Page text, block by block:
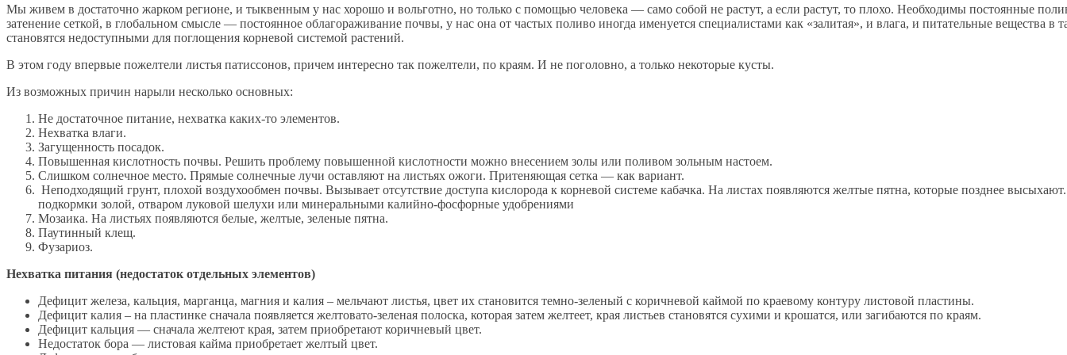
Мы живем в достаточно жарком регионе, и тыквенным у нас хорошо и вольготно, но только с помощью человека — само собой не растут, а если растут, то плохо. Необходимы постоянные
затенение сеткой, в глобальном смысле — постоянное облагораживание почвы, у нас она от частых поливо иногда именуется специалистами как «залитая», и влага, и питательные вещества в
становятся недоступными для поглощения корневой системой растений.
В этом году впервые пожелтели листья патиссонов, причем интересно так пожелтели, по краям. И не поголовно, а только некоторые кусты.
Из возможных причин нарыли несколько основных:
Не достаточное питание, нехватка каких-то элементов.
Нехватка влаги.
Загущенность посадок.
Повышенная кислотность почвы. Решить проблему повышенной кислотности можно внесением золы или поливом зольным настоем.
Слишком солнечное место. Прямые солнечные лучи оставляют на листьях ожоги. Притеняющая сетка — как вариант.
Неподходящий грунт, плохой воздухообмен почвы. Вызывает отсутствие доступа кислорода к корневой системе кабачка. На листах появляются желтые пятна, которые позднее
подкормки золой, отваром луковой шелухи или минеральными калийно-фосфорные удобрениями
Мозаика. На листьях появляются белые, желтые, зеленые пятна.
Паутинный клещ.
Фузариоз.
Нехватка питания (недостаток отдельных элементов)
Дефицит железа, кальция, марганца, магния и калия – мельчают листья, цвет их становится темно-зеленый с коричневой каймой по краевому контуру листовой пластины.
Дефицит калия – на пластинке сначала появляется желтовато-зеленая полоска, которая затем желтеет, края листьев становятся сухими и крошатся, или загибаются по краям.
Дефицит кальция — сначала желтеют края, затем приобретают коричневый цвет.
Недостаток бора — листовая кайма приобретает желтый цвет.